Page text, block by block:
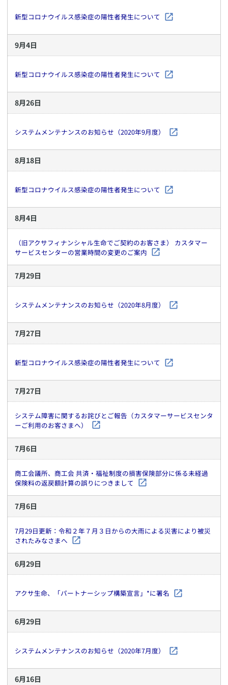
新型コロナウイルス感染症の陽性者発生について
9月4日
新型コロナウイルス感染症の陽性者発生について
8月26日
システムメンテナンスのお知らせ（2020年9月度）
8月18日
新型コロナウイルス感染症の陽性者発生について
8月4日
（旧アクサフィナンシャル生命でご契約のお客さま） カスタマー
サービスセンターの営業時間の変更のご案内
7月29日
システムメンテナンスのお知らせ（2020年8月度）
7月27日
新型コロナウイルス感染症の陽性者発生について
7月27日
システム障害に関するお詫びとご報告（カスタマーサービスセンタ
ーご利用のお客さまへ）
7月6日
商工会議所、商工会 共済・福祉制度の損害保険部分に係る未経過
保険料の返戻額計算の誤りにつきまして
7月6日
7月29日更新：令和２年７月３日からの大雨による災害により被災
されたみなさまへ
6月29日
アクサ生命、「パートナーシップ構築宣言」*に署名
6月29日
システムメンテナンスのお知らせ（2020年7月度）
6月16日